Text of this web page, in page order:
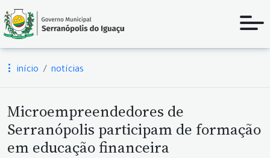
início notícias
Microempreendedores de
Serranópolis participam de formação
em educação financeira